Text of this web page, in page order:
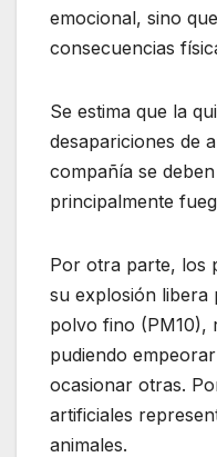
emocional, sino
consecuencias
Se estima que la
desapariciones de
compañía se
principalmente
Por otra parte, los
su explosión libera
polvo fino (PM10),
pudiendo
ocasionar otras.
artificiales
animales.